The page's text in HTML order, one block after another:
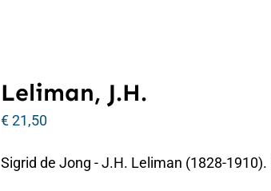
Leliman, J.H.
€21,50
Sigrid de Jong - J.H. Leliman (1828-